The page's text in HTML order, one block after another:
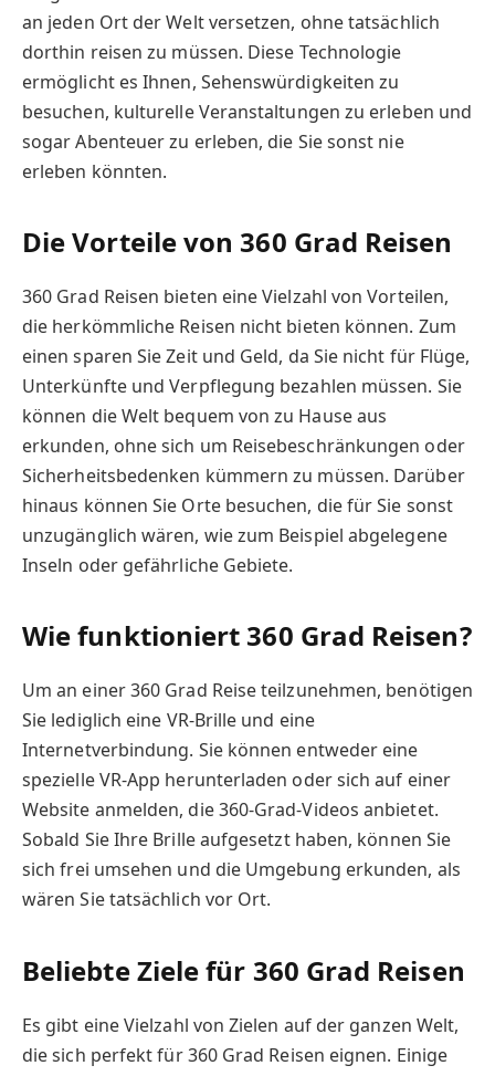
an jeden Ort der Welt versetzen, ohne tatsächlich
dorthin reisen zu müssen. Diese Technologie
ermöglicht es Ihnen, Sehenswürdigkeiten zu
besuchen, kulturelle Veranstaltungen zu erleben und
sogar Abenteuer zu erleben, die Sie sonst nie
erleben könnten.
Die Vorteile von 360 Grad Reisen
360 Grad Reisen bieten eine Vielzahl von Vorteilen,
die herkömmliche Reisen nicht bieten können. Zum
einen sparen Sie Zeit und Geld, da Sie nicht für Flüge,
Unterkünfte und Verpflegung bezahlen müssen. Sie
können die Welt bequem von zu Hause aus
erkunden, ohne sich um Reisebeschränkungen oder
Sicherheitsbedenken kümmern zu müssen. Darüber
hinaus können Sie Orte besuchen, die für Sie sonst
unzugänglich wären, wie zum Beispiel abgelegene
Inseln oder gefährliche Gebiete.
Wie funktioniert 360 Grad Reisen?
Um an einer 360 Grad Reise teilzunehmen, benötigen
Sie lediglich eine VR-Brille und eine
Internetverbindung. Sie können entweder eine
spezielle VR-App herunterladen oder sich auf einer
Website anmelden, die 360-Grad-Videos anbietet.
Sobald Sie Ihre Brille aufgesetzt haben, können Sie
sich frei umsehen und die Umgebung erkunden, als
wären Sie tatsächlich vor Ort.
Beliebte Ziele für 360 Grad Reisen
Es gibt eine Vielzahl von Zielen auf der ganzen Welt,
die sich perfekt für 360 Grad Reisen eignen. Einige